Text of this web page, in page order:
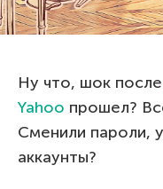
Ну что, шок после
Yahoo прошел?
Сменили пароли,
аккаунты?